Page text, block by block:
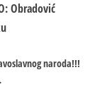
Obradović
naroda!!!